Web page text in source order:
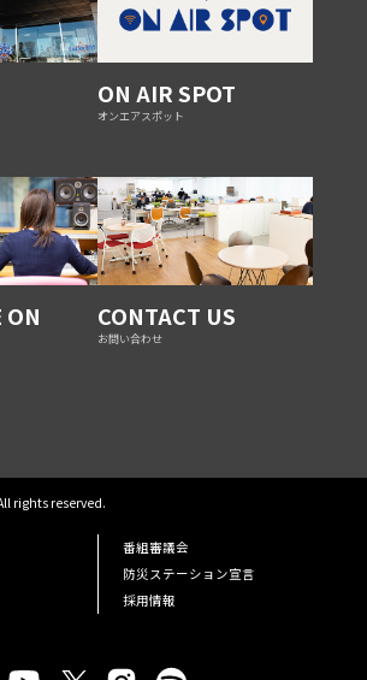
ON AIR SPOT
オンエアスポット
ON CONTACT US
お問い合わせ
rights reserved.
番組審議会
防災ステーション宣言
採用情報